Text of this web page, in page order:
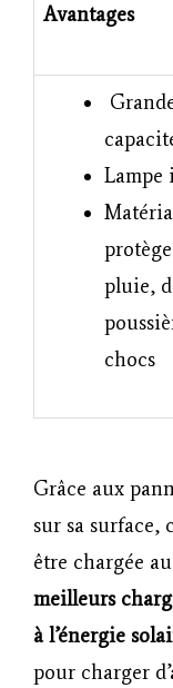
Avantages
Lampe
pluie,
chocs
Grâce aux
sur sa surface,
être chargée
meilleurs
à l’énergie
pour charger